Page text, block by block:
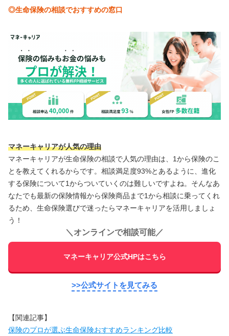
◎生命保険の相談でおすすめの窓口
マネーキャリアが人気の理由
マネーキャリアが生命保険の相談で人気の理由は、1から保険のこ
とを教えてくれるからです。相談満足度93%とあるように、進化
する保険について1からついていくのは難しいですよね。そんなあ
なたでも最新の保険情報から保険商品まで1から相談に乗ってくれ
るため、生命保険選びで迷ったらマネーキャリアを活用しましょ
う！
＼ オンラインで相談可能／
マネーキャリア公式HPはこちら
>>公式サイトを見てみる
【関連記事】
保険のプロが選ぶ生命保険おすすめランキング比較